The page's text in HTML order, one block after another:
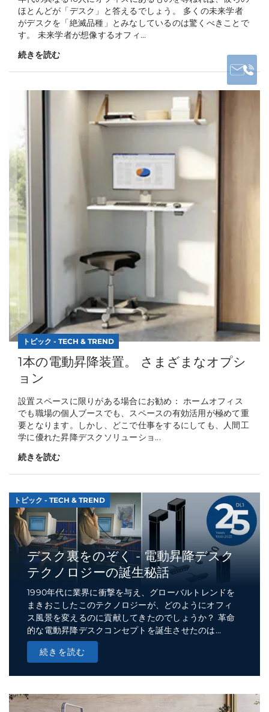
ほとんどが「デスク」と答えるでしょう。 多くの未来学者
がデスクを「絶滅品種」とみなしているのは驚くべきことで
す。 未来学者が想像するオフィ...
続きを読む
トピック - TECH & TREND
1本の電動昇降装置。 さまざまなオプシ
ョン
設置スペースに限りがある場合にお勧め： ホームオフィス
でも職場の個人ブースでも、スペースの有効活用が極めて重
要となります。しかし、どこで仕事をするにしても、人間工
学に優れた昇降デスクソリューショ...
続きを読む
トピック - TECH & TREND
デスク裏をのぞく - 電動昇降デスク
テクノロジーの誕生秘話
1990年代に業界に衝撃を与え、グローバルトレンドを
まきおこしたこのテクノロジーが、どのようにオフィ
ス風景を変えるのに貢献してきたのでしょうか？ 革命
的な電動昇降デスクコンセプトを誕生させたのは...
続きを読む